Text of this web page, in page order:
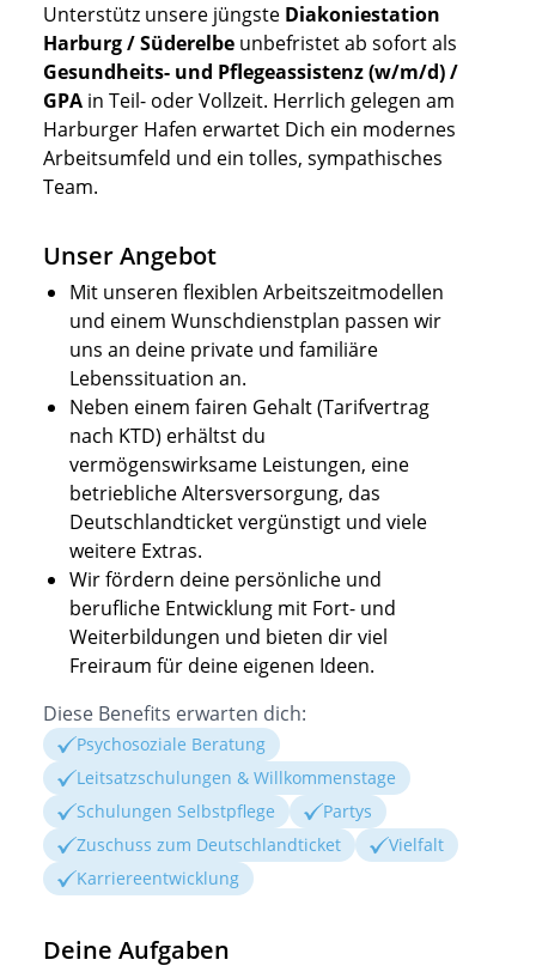
Unterstütz unsere jüngste Diakoniestation
Harburg / Süderelbe unbefristet ab sofort als
Gesundheits- und Pflegeassistenz (w/m/d) /
GPA in Teil- oder Vollzeit. Herrlich gelegen am
Harburger Hafen erwartet Dich ein modernes
Arbeitsumfeld und ein tolles, sympathisches
Team.
Unser Angebot
Mit unseren flexiblen Arbeitszeitmodellen
und einem Wunschdienstplan passen wir
uns an deine private und familiäre
Lebenssituation an.
Neben einem fairen Gehalt (Tarifvertrag
nach KTD) erhältst du
vermögenswirksame Leistungen, eine
betriebliche Altersversorgung, das
Deutschlandticket vergünstigt und viele
weitere Extras.
Wir fördern deine persönliche und
berufliche Entwicklung mit Fort- und
Weiterbildungen und bieten dir viel
Freiraum für deine eigenen Ideen.
Diese Benefits erwarten dich:
Psychosoziale Beratung
Leitsatzschulungen & Willkommenstage
Schulungen Selbstpflege
Partys
Zuschuss zum Deutschlandticket
Vielfalt
Karriereentwicklung
Deine Aufgaben